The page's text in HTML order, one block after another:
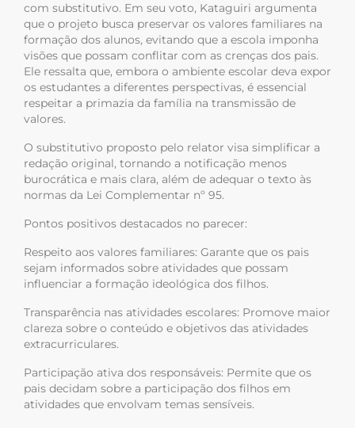
com substitutivo. Em seu voto, Kataguiri argumenta
que o projeto busca preservar os valores familiares na
formação dos alunos, evitando que a escola imponha
visões que possam conflitar com as crenças dos pais.
Ele ressalta que, embora o ambiente escolar deva expor
os estudantes a diferentes perspectivas, é essencial
respeitar a primazia da família na transmissão de
valores.
O substitutivo proposto pelo relator visa simplificar a
redação original, tornando a notificação menos
burocrática e mais clara, além de adequar o texto às
normas da Lei Complementar nº 95.
Pontos positivos destacados no parecer:
Respeito aos valores familiares: Garante que os pais
sejam informados sobre atividades que possam
influenciar a formação ideológica dos filhos.
Transparência nas atividades escolares: Promove maior
clareza sobre o conteúdo e objetivos das atividades
extracurriculares.
Participação ativa dos responsáveis: Permite que os
pais decidam sobre a participação dos filhos em
atividades que envolvam temas sensíveis.